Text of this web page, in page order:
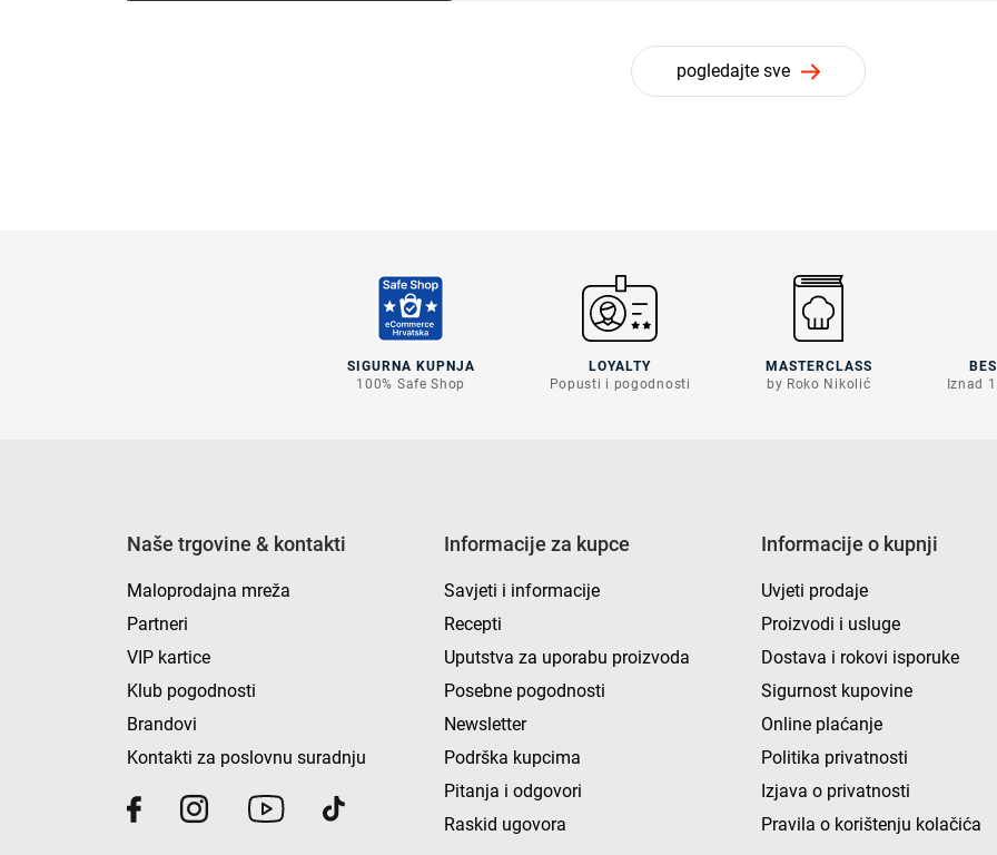
pogledajte sve
SIGURNA KUPNJA
100% Safe Shop
LOYALTY
Popusti i pogodnosti
MASTERCLASS
by Roko Nikolić
Iznad
Naše trgovine & kontakti
Maloprodajna mreža
Partneri
VIP kartice
Klub pogodnosti
Brandovi
Kontakti za poslovnu suradnju
Informacije za kupce
Savjeti i informacije
Recepti
Uputstva za uporabu proizvoda
Posebne pogodnosti
Newsletter
Podrška kupcima
Pitanja i odgovori
Raskid ugovora
Informacije o kupnji
Uvjeti prodaje
Proizvodi i usluge
Dostava i rokovi isporuke
Sigurnost kupovine
Online plaćanje
Politika privatnosti
Izjava o privatnosti
Pravila o korištenju kolačića